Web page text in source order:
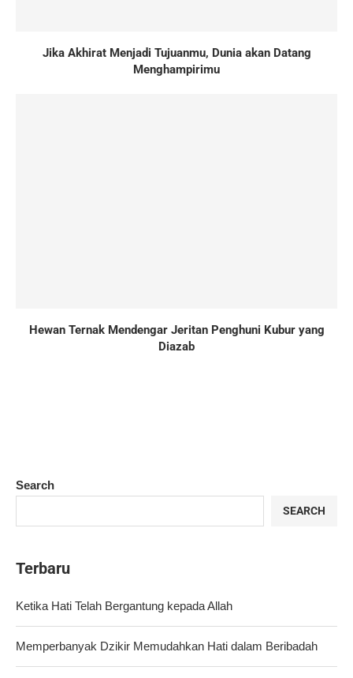
Jika Akhirat Menjadi Tujuanmu, Dunia akan Datang
Menghampirimu
Hewan Ternak Mendengar Jeritan Penghuni Kubur yang
Diazab
Search
SEARCH
Terbaru
Ketika Hati Telah Bergantung kepada Allah
Memperbanyak Dzikir Memudahkan Hati dalam Beribadah